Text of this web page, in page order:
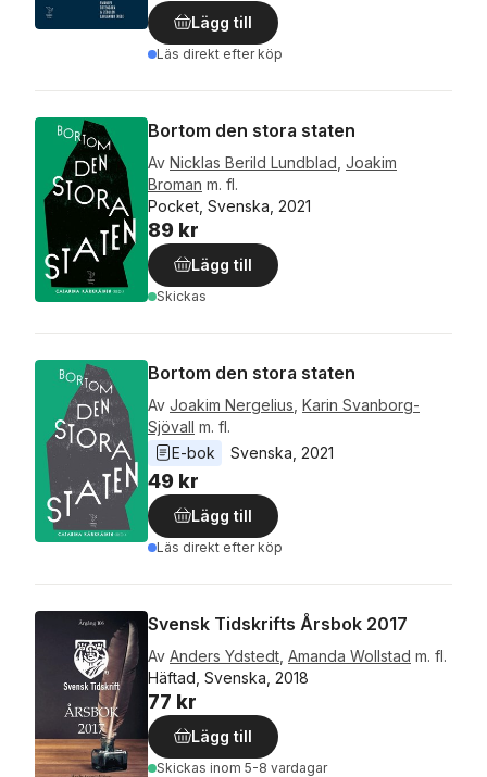
Lägg till
Läs direkt efter köp
Bortom den stora staten
Av Nicklas Berild Lundblad Joakim
Broman m. fl.
Pocket, Svenska, 2021
89 kr
Lägg till
Skickas
Bortom den stora staten
Av Joakim Nergelius Karin Svanborg-
Sjövall m. fl.
E-bok
Svenska 2021
49 kr
Lägg till
Läs direkt efter köp
Svensk Tidskrifts Årsbok 2017
Av Anders Ydstedt Amanda Wollstad m. fl.
Häftad, Svenska, 2018
77 kr
Lägg till
Skickas inom 5-8 vardagar